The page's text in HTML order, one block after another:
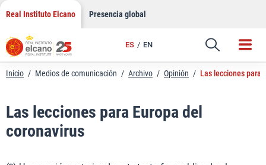
Saltar
contenido
Real Instituto Elcano Presencia global
ES EN
Enlace
Inicio / Medios de comunicación / Archivo / Opinión / Las lecciones para
Las lecciones para Europa del
coronavirus